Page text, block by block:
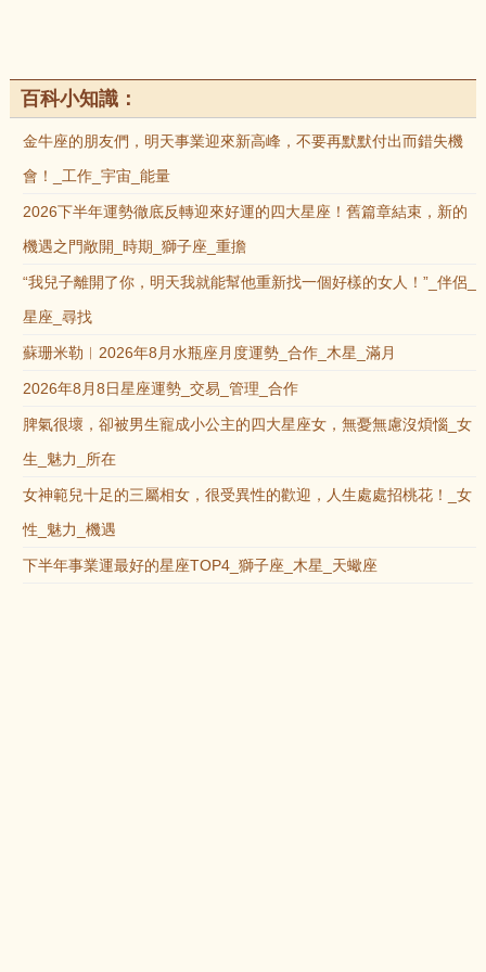
百科小知識：
金牛座的朋友們，明天事業迎來新高峰，不要再默默付出而錯失機
會！_工作_宇宙_能量
2026下半年運勢徹底反轉迎來好運的四大星座！舊篇章結束，新的
機遇之門敞開_時期_獅子座_重擔
“我兒子離開了你，明天我就能幫他重新找一個好樣的女人！”_伴侶_
星座_尋找
蘇珊米勒︱2026年8月水瓶座月度運勢_合作_木星_滿月
2026年8月8日星座運勢_交易_管理_合作
脾氣很壞，卻被男生寵成小公主的四大星座女，無憂無慮沒煩惱_女
生_魅力_所在
女神範兒十足的三屬相女，很受異性的歡迎，人生處處招桃花！_女
性_魅力_機遇
下半年事業運最好的星座TOP4_獅子座_木星_天蠍座